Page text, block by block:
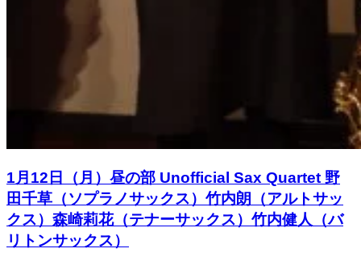
1月12日（月）昼の部 Unofficial Sax Quartet 野
田千草（ソプラノサックス）竹内朗（アルトサッ
クス）森崎莉花（テナーサックス）竹内健人（バ
リトンサックス）